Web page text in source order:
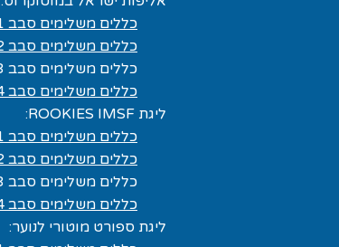
כללים משלימים סבב 1
כללים משלימים סבב 2
כללים משלימים סבב 3
כללים משלימים סבב 4
ליגת ROOKIES IMSF:
כללים משלימים סבב 1
כללים משלימים סבב 2
כללים משלימים סבב 3
כללים משלימים סבב 4
ליגת ספורט מוטורי לנוער: